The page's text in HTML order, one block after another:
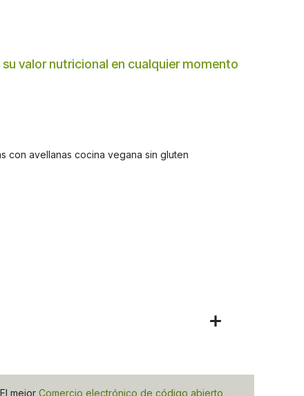
valor nutricional en cualquier momento
con avellanas cocina vegana sin gluten
mejor Comercio electrónico de código abierto